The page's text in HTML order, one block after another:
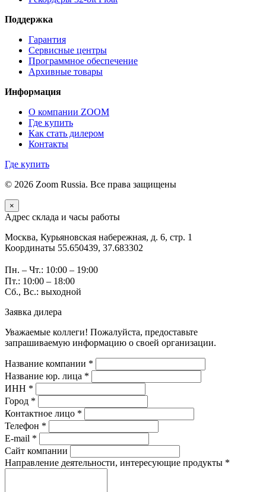
Поддержка
Гарантия
Сервисные центры
Программное обеспечение
Архивные товары
Информация
О компании ZOOM
Где купить
Как стать дилером
Контакты
Где купить
© 2026 Zoom Russia. Все права защищены
×
Адрес склада и часы работы
Москва, Курьяновская набережная, д. 6, стр. 1
Координаты 55.650439, 37.683302
Пн. – Чт.: 10:00 – 19:00
Пт.: 10:00 – 18:00
Сб., Вс.: выходной
Заявка дилера
Уважаемые коллеги! Пожалуйста, предоставьте
запрашиваемую информацию о своей организации.
Название компании *
Название юр. лица *
ИНН *
Город *
Контактное лицо *
Телефон *
E-mail *
Сайт компании
Направление деятельности, интересующие продукты *